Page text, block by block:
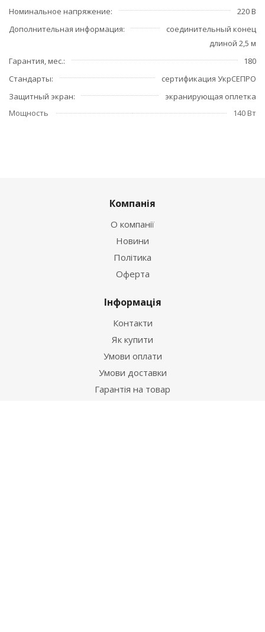
Номинальное напряжение
220 В
Дополнительная информация
соединительный конец
длиной 2,5 м
Гарантия, мес.
180
Стандарты
сертификация УкрСЕПРО
Защитный экран
экранирующая оплетка
Мощность
140 Вт
Компанія
О компанії
Новини
Політика
Оферта
Інформація
Контакти
Як купити
Умови оплати
Умови доставки
Гарантія на товар